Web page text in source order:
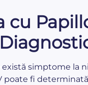
cu
există simptome la
poate fi